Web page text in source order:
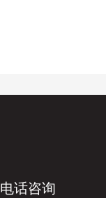
电话咨询